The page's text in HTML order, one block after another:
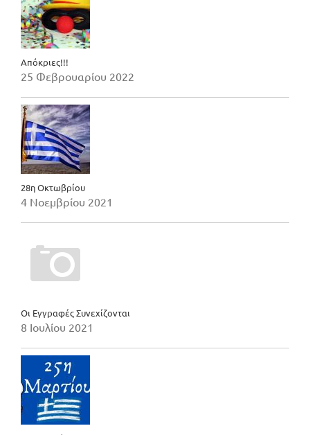
Απόκριες!!!
25 Φεβρουαρίου 2022
28η Οκτωβρίου
4 Νοεμβρίου 2021
Οι Εγγραφές Συνεχίζονται
8 Ιουλίου 2021